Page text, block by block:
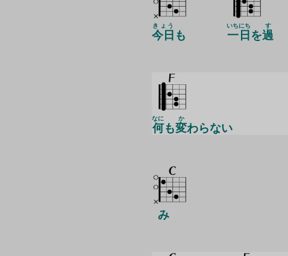
今日
きょう
も 一日
いちにち
を過
す
何
なに
も変
か
わらない
み